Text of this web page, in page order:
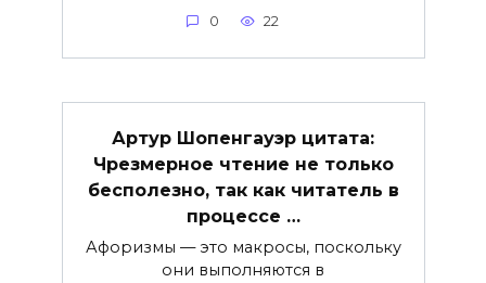
0 22
Артур Шопенгауэр цитата:
Чрезмерное чтение не только
бесполезно, так как читатель в
процессе …
Афоризмы — это макросы, поскольку
они выполняются в